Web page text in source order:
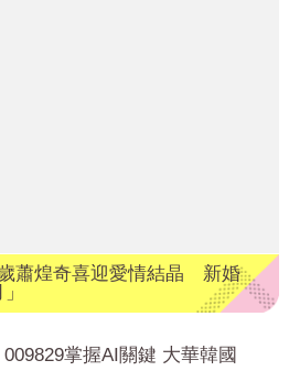
蕭煌奇喜迎愛情結晶 新婚
009829掌握AI關鍵 大華韓國